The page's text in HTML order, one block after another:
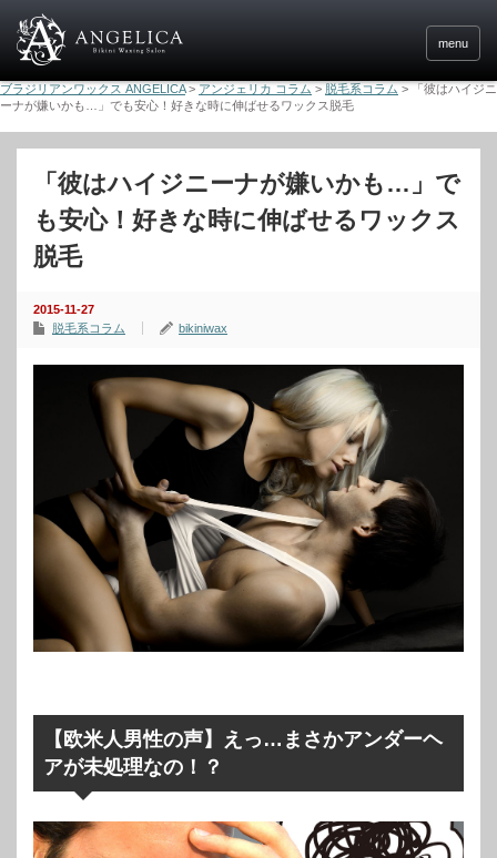
menu
ブラジリアンワックス ANGELICA> アンジェリカ コラム > 脱毛系コラム >
「彼はハイジニ
ーナが嫌いかも…」でも安心！好きな時に伸ばせるワックス脱毛
「彼はハイジニーナが嫌いかも…」で
も安心！好きな時に伸ばせるワックス
脱毛
2015-11-27
脱毛系コラム
bikiniwax
【欧米人男性の声】えっ…まさかアンダーヘ
アが未処理なの！？